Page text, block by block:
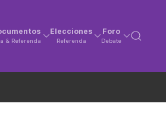
& Referenda
Elecciones
Referenda
Foro
Debate